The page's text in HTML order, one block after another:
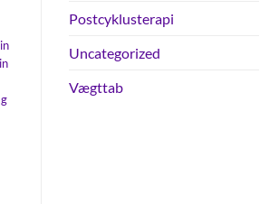
Postcyklusterapi
Uncategorized
Vægttab